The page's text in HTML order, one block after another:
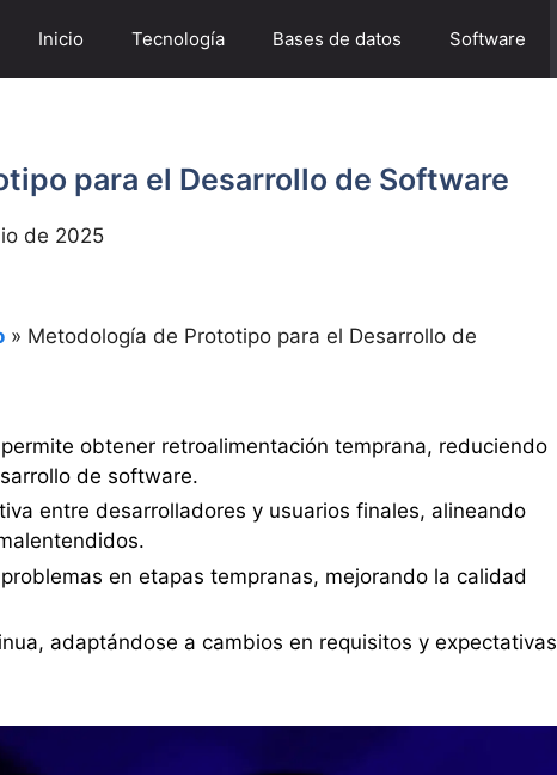
Inicio Tecnología Bases de datos Software
para el Desarrollo de Software
de 2025
» Metodología de Prototipo para el Desarrollo de
obtener retroalimentación temprana, reduciendo
de software.
entre desarrolladores y usuarios finales, alineando
en etapas tempranas, mejorando la calidad
adaptándose a cambios en requisitos y expectativas